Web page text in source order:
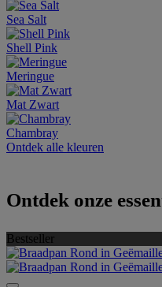
Sea Salt
Shell Pink
Meringue
Mat Zwart
Chambray
Ontdek alle kleuren
Ontdek onze
Bestseller